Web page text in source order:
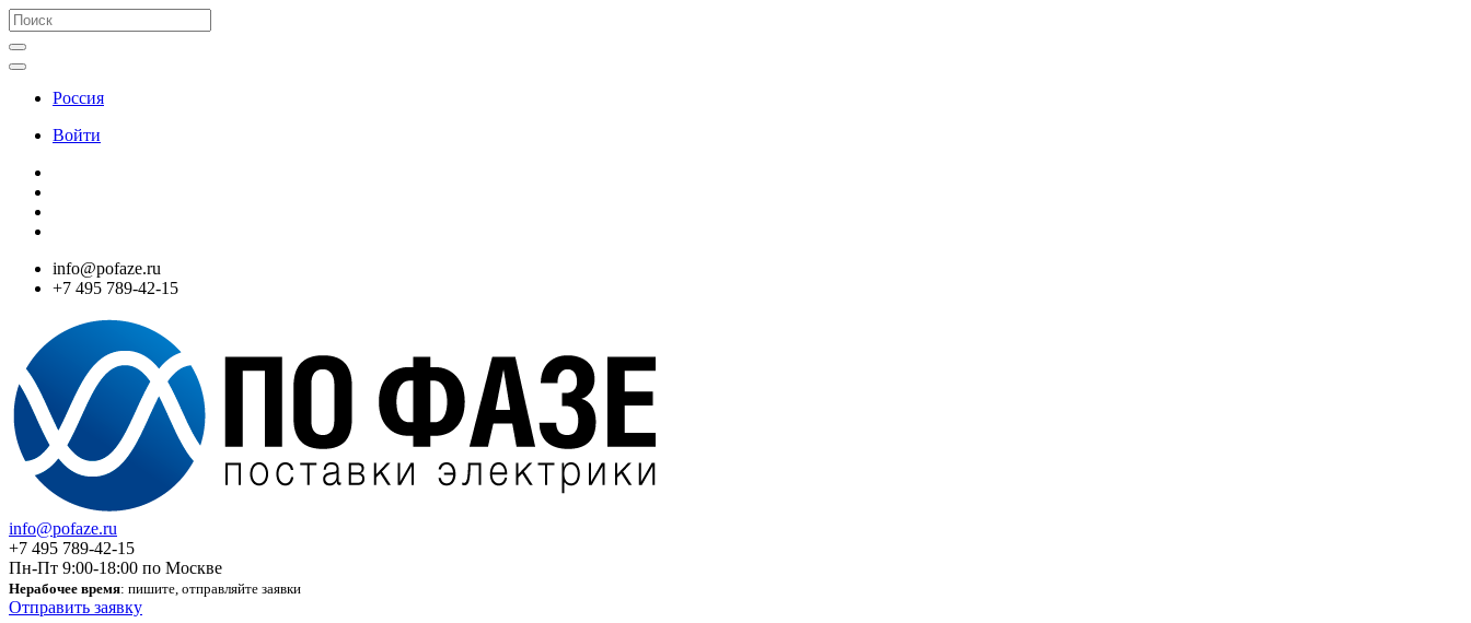
Россия
Войти
info@pofaze.ru
+7 495 789-42-15
info@pofaze.ru
+7 495 789-42-15
Пн-Пт 9:00-18:00 по Москве
Нерабочее время: пишите, отправляйте заявки
Отправить заявку